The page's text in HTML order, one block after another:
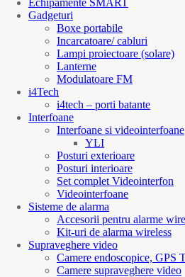
Echipamente SMART
Gadgeturi
Boxe portabile
Incarcatoare/ cabluri
Lampi proiectoare (solare)
Lanterne
Modulatoare FM
i4Tech
i4tech – porti batante
Interfoane
Interfoane si videointerfoane
YLI
Posturi exterioare
Posturi interioare
Set complet Videointerfon
Videointerfoane
Sisteme de alarma
Accesorii pentru alarme
Kit-uri de alarma wireless
Supraveghere video
Camere endoscopice, GPS
Camere supraveghere video